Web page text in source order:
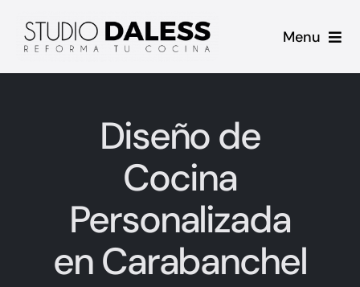
Menu
Proyectos
Casos de Éxito
Sobre mi
Contacto
Diseño de
Cocina
Personalizada
en Carabanchel